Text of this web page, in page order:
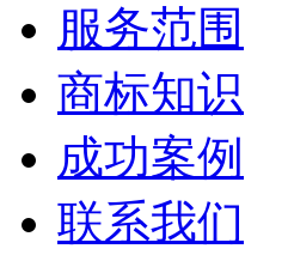
服务范围
商标知识
成功案例
联系我们